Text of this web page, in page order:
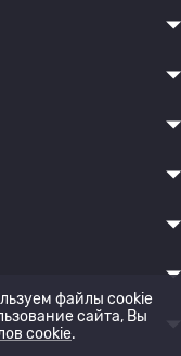
файлы cookie
сайта, Вы
cookie.